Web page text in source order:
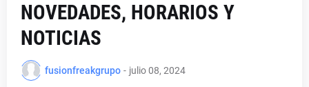
NOVEDADES, HORARIOS Y
NOTICIAS
fusionfreakgrupo - julio 08, 2024